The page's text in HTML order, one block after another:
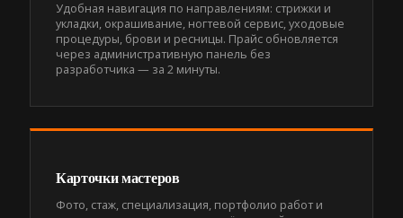
Удобная навигация по направлениям: стрижки и
укладки, окрашивание, ногтевой сервис, уходовые
процедуры, брови и ресницы. Прайс обновляется
через административную панель без
разработчика — за 2 минуты.
Карточки мастеров
Фото, стаж, специализация, портфолио работ и